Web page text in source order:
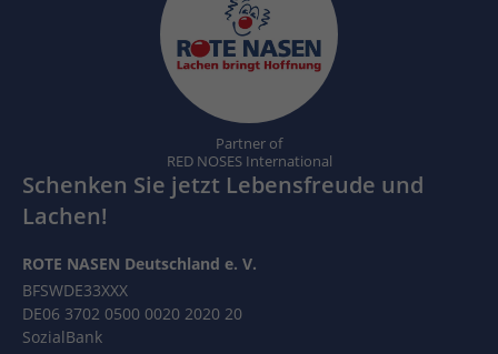
Partner of
RED NOSES International
Schenken Sie jetzt Lebensfreude und
Lachen!
ROTE NASEN Deutschland e. V.
BFSWDE33XXX
DE06 3702 0500 0020 2020 20
SozialBank